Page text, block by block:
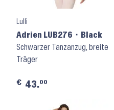
Lulli
Adrien LUB276 ⬝ Black
Schwarzer Tanzanzug, breite
Träger
€ 43.00